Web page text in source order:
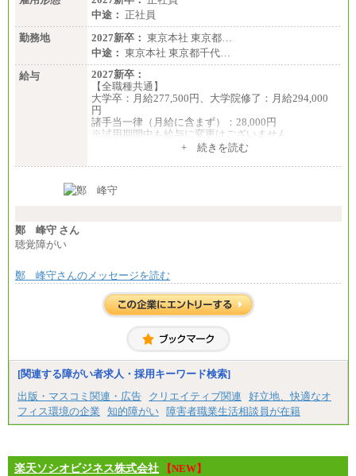
中途： 正社員
勤務地
2027新卒： 東京本社 東京都…
中途： 東京本社 東京都千代…
給与
2027新卒：
【全職種共通】
大学卒：月給277,500円、大学院修了：月給294,000
円
諸手当一律（月給に含まず）：28,000円
※試用期間中も給与に変更はございません
月給370,000円～
ます。
+ 続きを読む
鄭 峰守 さん
聴覚障がい
鄭 峰守さんのメッセージを読む
[関連する障がい者求人・採用キーワード検索]
出版・マスコミ関連・広告
クリエイティブ関連
好立地、快適なオ
フィス環境の企業
知的障がい 障害者職業生活相談員が在籍
楽天ソシオビジネス株式会社
【NEW】